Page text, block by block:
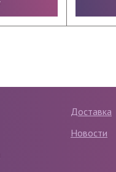
Доставка
Новости